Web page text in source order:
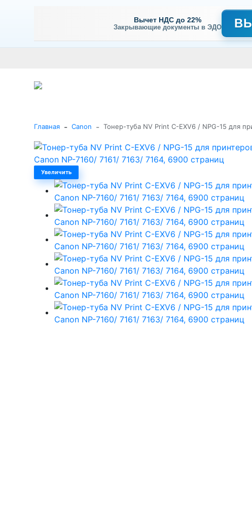
Вычет НДС до 22%
Закрывающие документы в ЭДО
Главная - Canon - Тонер-туба NV Print C-EXV6 / NPG-15 для
Увеличить